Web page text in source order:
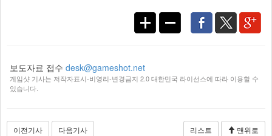
보도자료 접수 desk@gameshot.net
게임샷 기사는 저작자표시-비영리-변경금지 2.0 대한민국 라이선스에 따라 이용할 수
있습니다.
이전기사 다음기사 리스트 맨위로